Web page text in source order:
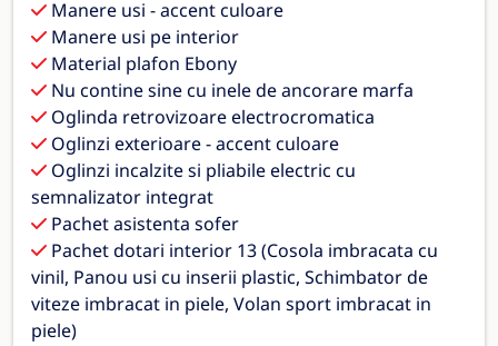
Manere usi - accent culoare
Manere usi pe interior
Material plafon Ebony
Nu contine sine cu inele de ancorare marfa
Oglinda retrovizoare electrocromatica
Oglinzi exterioare - accent culoare
Oglinzi incalzite si pliabile electric cu
semnalizator integrat
Pachet asistenta sofer
Pachet dotari interior 13 (Cosola imbracata cu
vinil, Panou usi cu inserii plastic, Schimbator de
viteze imbracat in piele, Volan sport imbracat in
piele)